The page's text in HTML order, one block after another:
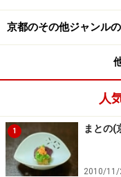
２段になった折が扇
な中身が姿を現す
とつの旬の素材選
十二分に判って、作
しと伝わってきます。
京都のその他ジャンル
人
1 まとの(
2010/11/